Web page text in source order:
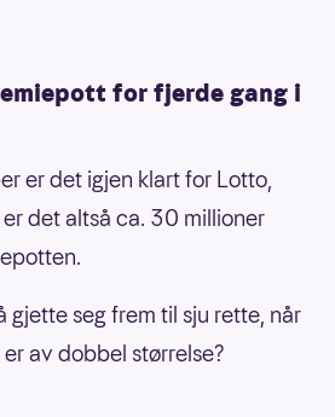
for fjerde gang i
er det igjen klart for Lotto,
det altså ca. 30 millioner
gjette seg frem til sju rette, når
av dobbel størrelse?